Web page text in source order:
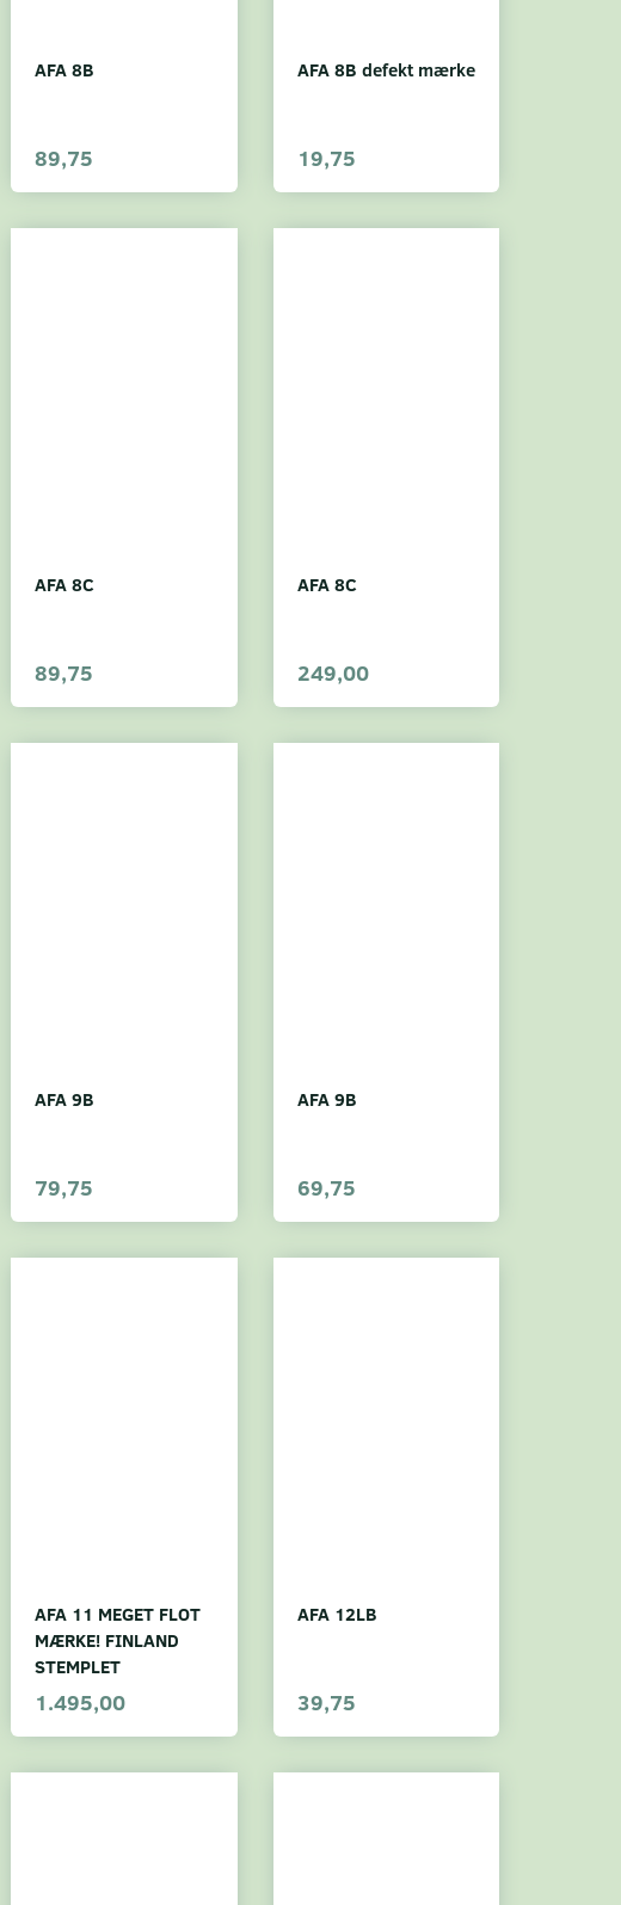
AFA 8B
89,75
AFA 8B defekt mærke
19,75
AFA 8C
89,75
AFA 8C
249,00
AFA 9B
79,75
AFA 9B
69,75
AFA 11 MEGET FLOT
MÆRKE! FINLAND
STEMPLET
1.495,00
AFA 12LB
39,75